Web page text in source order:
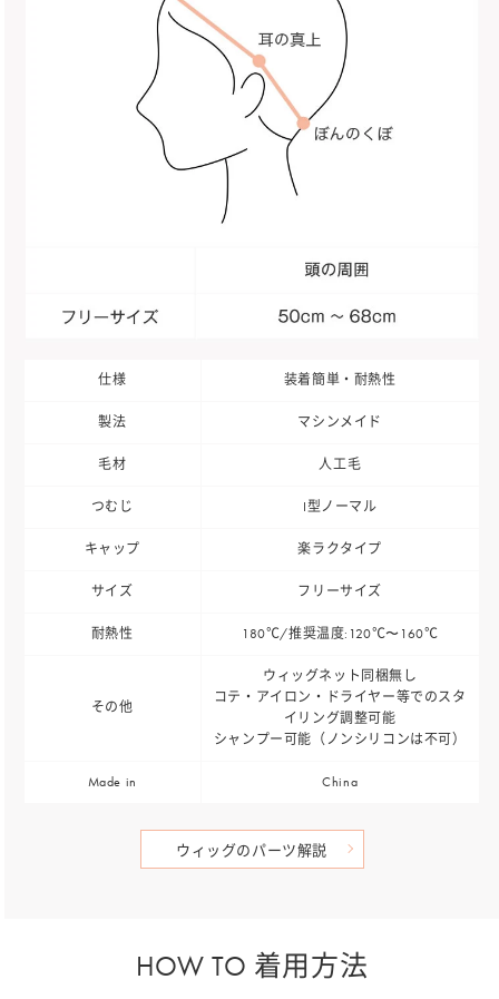
仕様 装着簡単・耐熱性
製法 マシンメイド
毛材 人工毛
つむじ I型ノーマル
キャップ 楽ラクタイプ
サイズ フリーサイズ
耐熱性 180℃/推奨温度:120℃〜160℃
その他
ウィッグネット同梱無し
コテ・アイロン・ドライヤー等でのスタ
イリング調整可能
シャンプー可能（ノンシリコンは不可）
Made in China
ウィッグのパーツ解説
HOW TO 着用方法